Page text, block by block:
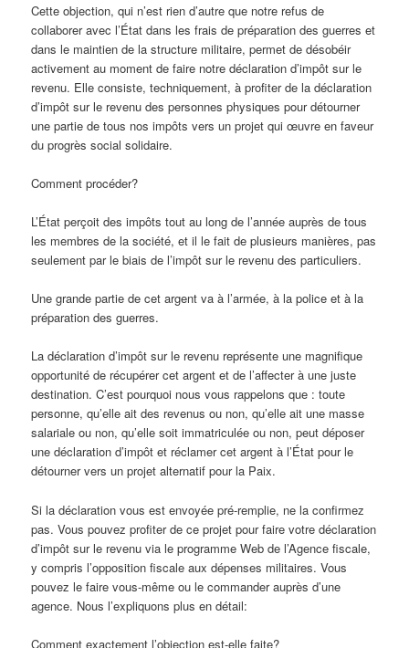
Cette objection, qui n’est rien d’autre que notre refus de
collaborer avec l’État dans les frais de préparation des guerres et
dans le maintien de la structure militaire, permet de désobéir
activement au moment de faire notre déclaration d’impôt sur le
revenu. Elle consiste, techniquement, à profiter de la déclaration
d’impôt sur le revenu des personnes physiques pour détourner
une partie de tous nos impôts vers un projet qui œuvre en faveur
du progrès social solidaire.
Comment procéder?
L’État perçoit des impôts tout au long de l’année auprès de tous
les membres de la société, et il le fait de plusieurs manières, pas
seulement par le biais de l’impôt sur le revenu des particuliers.
Une grande partie de cet argent va à l’armée, à la police et à la
préparation des guerres.
La déclaration d’impôt sur le revenu représente une magnifique
opportunité de récupérer cet argent et de l’affecter à une juste
destination. C’est pourquoi nous vous rappelons que : toute
personne, qu’elle ait des revenus ou non, qu’elle ait une masse
salariale ou non, qu’elle soit immatriculée ou non, peut déposer
une déclaration d’impôt et réclamer cet argent à l’État pour le
détourner vers un projet alternatif pour la Paix.
Si la déclaration vous est envoyée pré-remplie, ne la confirmez
pas. Vous pouvez profiter de ce projet pour faire votre déclaration
d’impôt sur le revenu via le programme Web de l’Agence fiscale,
y compris l’opposition fiscale aux dépenses militaires. Vous
pouvez le faire vous-même ou le commander auprès d’une
agence. Nous l’expliquons plus en détail:
Comment exactement l’objection est-elle faite?